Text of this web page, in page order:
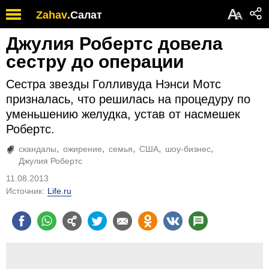
Zahav.Салат АА
Джулия Робертс довела
сестру до операции
Сестра звезды Голливуда Нэнси Мотс
призналась, что решилась на процедуру по
уменьшению желудка, устав от насмешек
Робертс.
скандалы ожирение семья США
шоу-бизнес
Джулия Робертс
11.08.2013
Источник: Life.ru